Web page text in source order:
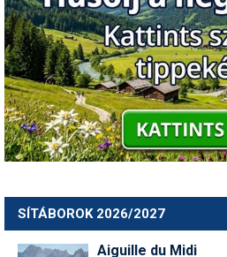
SÍTÁBOROK 2026/2027
Aiguille du Midi